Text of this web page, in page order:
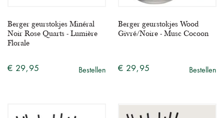
Berger geurstokjes Minéral
Noir Rose Quarts - Lumière
Florale
€ 29,95 Bestellen
Berger geurstokjes Wood
Givré/Noire - Musc Cocoon
€ 29,95 Bestellen